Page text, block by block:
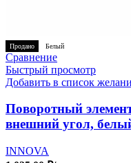
Продано Белый
Сравнение
Быстрый просмотр
Добавить в список
Поворотный
внешний угол,
INNOVA